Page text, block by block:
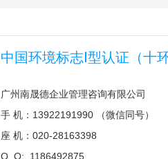
中国环境标志Ⅰ型认证（十环
广州南晟德企业管理咨询有限公司
手 机：13922191990 （微信同号）
座 机：020-28163398
Q Q: 1186492875